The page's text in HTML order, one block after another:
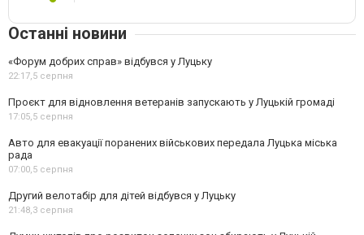
Останні новини
«Форум добрих справ» відбувся у Луцьку
22:17,5 серпня
Проєкт для відновлення ветеранів запускають у Луцькій громаді
17:05,5 серпня
Авто для евакуації поранених військових передала Луцька міська
рада
07:00,5 серпня
Другий велотабір для дітей відбувся у Луцьку
21:48,3 серпня